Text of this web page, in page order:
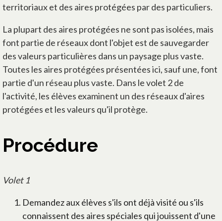
territoriaux et des aires protégées par des particuliers.
La plupart des aires protégées ne sont pas isolées, mais
font partie de réseaux dont l'objet est de sauvegarder
des valeurs particulières dans un paysage plus vaste.
Toutes les aires protégées présentées ici, sauf une, font
partie d'un réseau plus vaste. Dans le volet 2 de
l'activité, les élèves examinent un des réseaux d'aires
protégées et les valeurs qu'il protège.
Procédure
Volet 1
Demandez aux élèves s'ils ont déjà visité ou s'ils
connaissent des aires spéciales qui jouissent d'une